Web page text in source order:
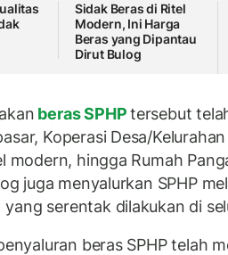
Sidak Beras di Ritel
Modern, Ini Harga
Beras yang Dipantau
Dirut Bulog
beras SPHPtersebut
Koperasi Desa/
modern, hingga Rumah
juga menyalurkan SPHP
yang serentak dilakukan di
beras SPHP telah